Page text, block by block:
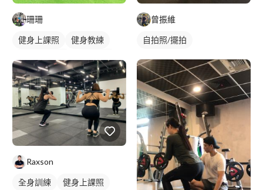
珊珊
健身上課照
健身教練
私人健身教練
重訓教練
女健身教練
健身課程
重訓課程
Raxson
全身訓練
健身上課照
曾振維
自拍照/擺拍